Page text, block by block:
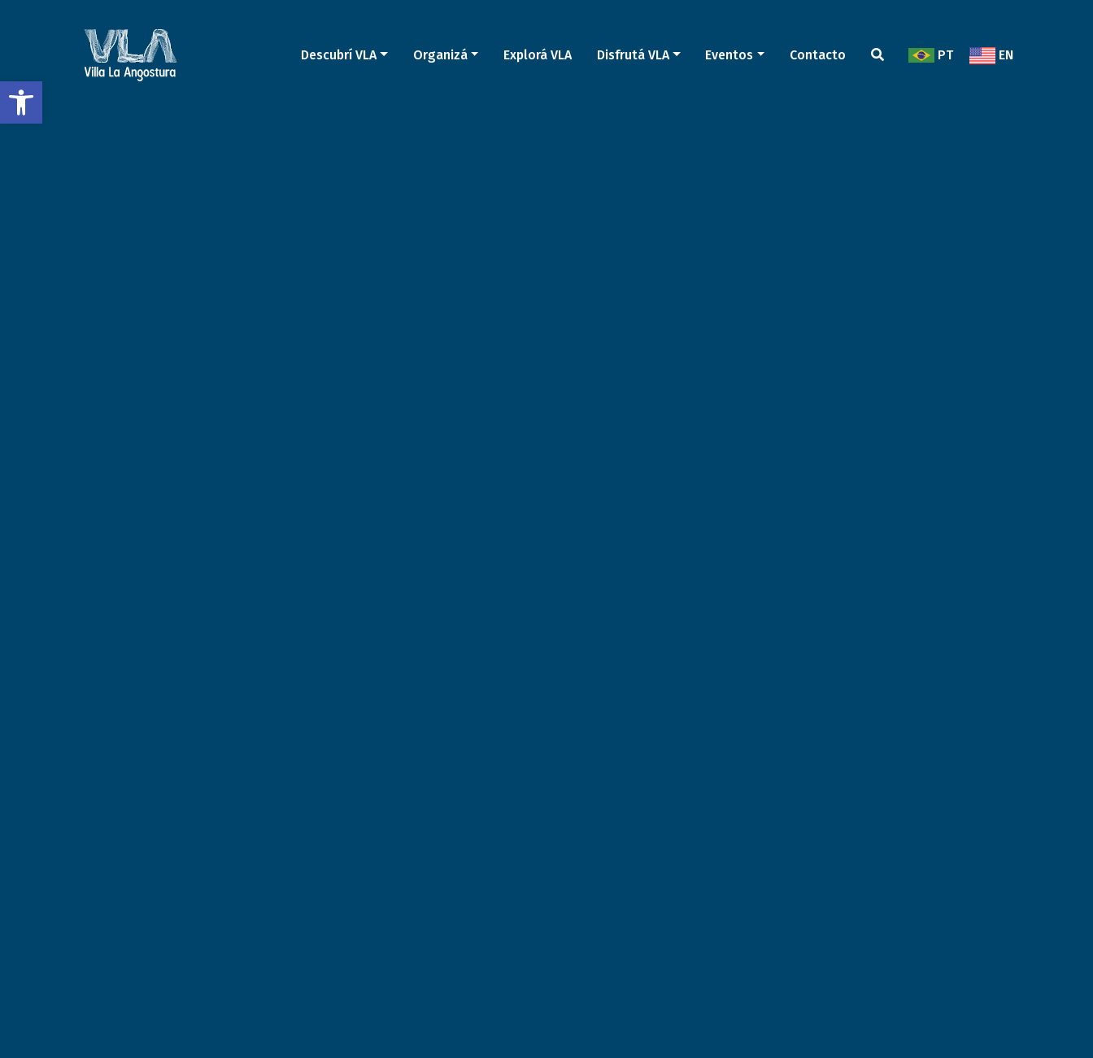
Open toolbar
Descubrí VLA Organizá Explorá VLA Disfrutá VLA Eventos Contacto PT EN